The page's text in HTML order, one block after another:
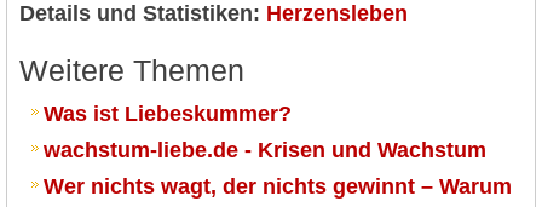
Details und Statistiken: Herzensleben
Weitere Themen
Was ist Liebeskummer?
wachstum-liebe.de - Krisen und Wachstum
Wer nichts wagt, der nichts gewinnt – Warum